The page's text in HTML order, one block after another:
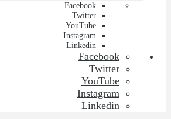
Facebook
Twitter
YouTube
Instagram
Linkedin
Facebook
Twitter
YouTube
Instagram
Linkedin